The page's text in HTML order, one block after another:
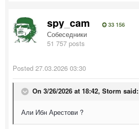
spy_cam 33 156
Собеседники
51 757 posts
Posted 27.03.2026 03:30
On 3/26/2026 at 18:42, Storm said:
Али Ибн Арестови ?